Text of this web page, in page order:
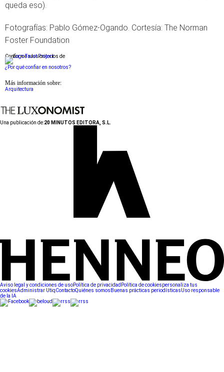
queda eso).
Fotografías: Pablo Gómez-Ogando. Cortesía: The Norman
Foster Foundation
Conforme a los criterios de
¿Por qué confiar en nosotros?
Más información sobre:
Arquitectura
Una publicación de:20 MINUTOS EDITORA, S.L.
Aviso legal y condiciones de usoPolítica de privacidad Política de cookiespersonaliza tus
cookiesAdministrar UtiqContactoQuiénes somos Buenas prácticas periodísticasUso responsable
de la IA